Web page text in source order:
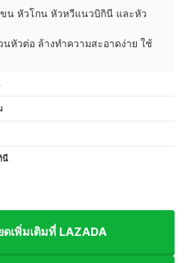
น หัวโกน หัวหวีแนวบิกินี และหัว
นหัวต่อ ล้างทำความสะอาดง่าย ใช้
นี
ดเพิ่มเติมที่ LAZADA